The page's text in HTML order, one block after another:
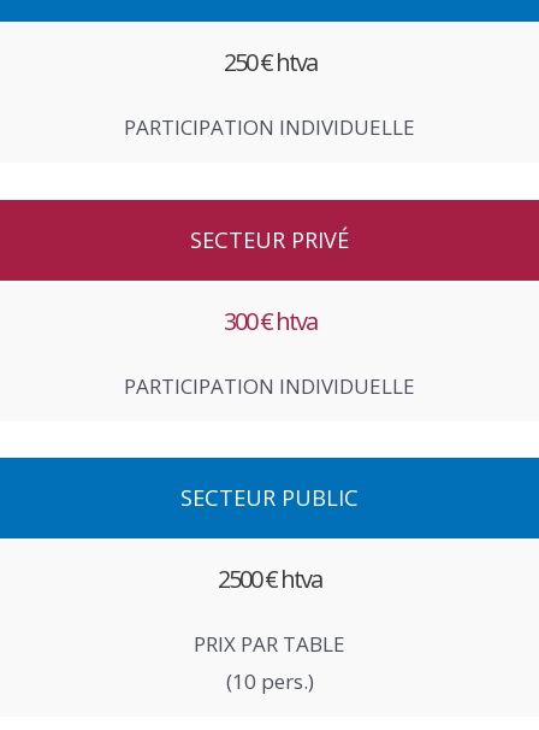
250 € htva
PARTICIPATION INDIVIDUELLE
SECTEUR PRIVÉ
300 € htva
PARTICIPATION INDIVIDUELLE
SECTEUR PUBLIC
2500 € htva
PRIX PAR TABLE
(10 pers.)